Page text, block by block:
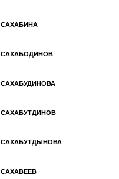
САХАБИНА
САХАБОДИНОВ
САХАБУДИНОВА
САХАБУТДИНОВ
САХАБУТДЫНОВА
САХАВЕЕВ